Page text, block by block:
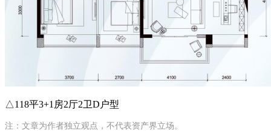
△118平3+1房2厅2卫D户型
注：文章为作者独立观点，不代表资产界立场。